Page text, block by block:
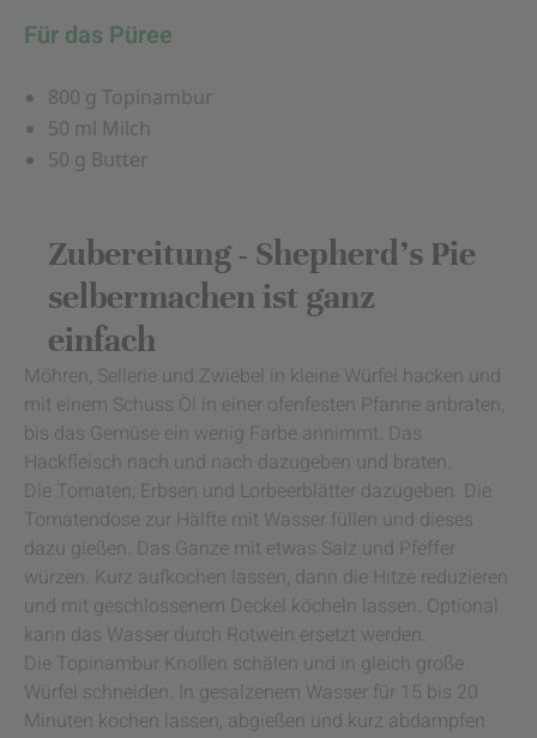
Für das Püree
800 g Topinambur
50 ml Milch
50 g Butter
Zubereitung - Shepherd’s Pie
selbermachen ist ganz
einfach
Möhren, Sellerie und Zwiebel in kleine Würfel hacken und
mit einem Schuss Öl in einer ofenfesten Pfanne anbraten,
bis das Gemüse ein wenig Farbe annimmt. Das
Hackfleisch nach und nach dazugeben und braten.
Die Tomaten, Erbsen und Lorbeerblätter dazugeben. Die
Tomatendose zur Hälfte mit Wasser füllen und dieses
dazu gießen. Das Ganze mit etwas Salz und Pfeffer
würzen. Kurz aufkochen lassen, dann die Hitze reduzieren
und mit geschlossenem Deckel köcheln lassen. Optional
kann das Wasser durch Rotwein ersetzt werden.
Die Topinambur Knollen schälen und in gleich große
Würfel schneiden. In gesalzenem Wasser für 15 bis 20
Minuten kochen lassen, abgießen und kurz abdampfen